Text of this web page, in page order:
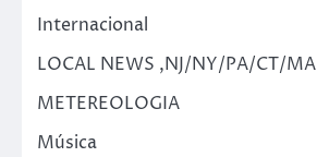
Internacional
LOCAL NEWS ,NJ/NY/PA/CT/MA
METEREOLOGIA
Música